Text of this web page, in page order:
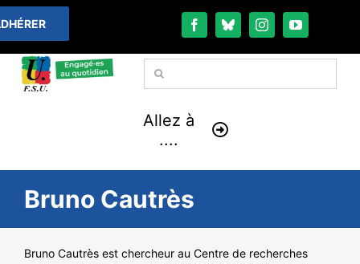
Passer
au
contenu
Rechercher:
Allez à
....
À LA UNE
THÉMATIQUES
Bruno Cautrès
Bruno Cautrès est chercheur au Centre de recherches